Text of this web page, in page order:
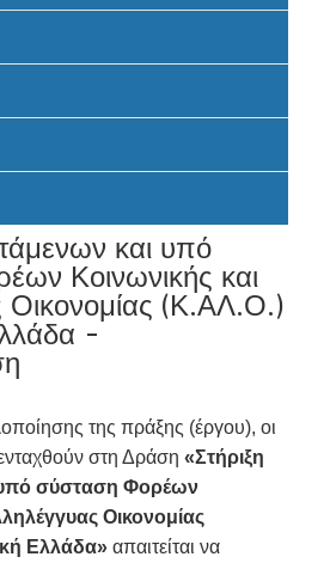
και υπό
Κοινωνικής και
Οικονομίας (Κ.ΑΛ.Ο.)
-
της πράξης (έργου), οι
στη Δράση «Στήριξη
σύσταση Φορέων
Οικονομίας
Ελλάδα» απαιτείται να